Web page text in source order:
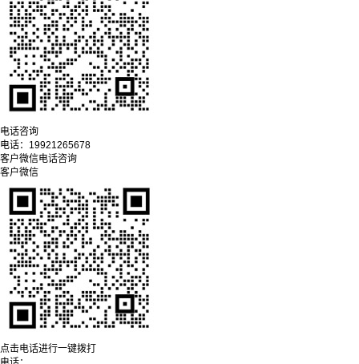
电话咨询
电话： 19921265678
客户微信电话咨询
客户微信
点击电话进行一键拨打